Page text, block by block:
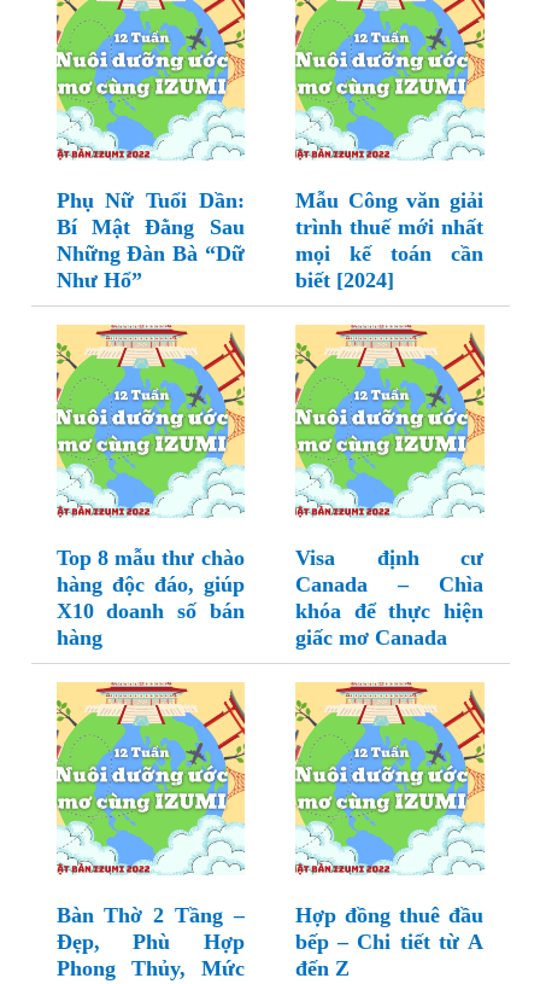
Phụ Nữ Tuổi Dần:
Bí Mật Đằng Sau
Những Đàn Bà “Dữ
Như Hổ”
Mẫu Công văn giải
trình thuế mới nhất
mọi kế toán cần
biết [2024]
Top 8 mẫu thư chào
hàng độc đáo, giúp
X10 doanh số bán
hàng
Visa định cư
Canada – Chìa
khóa để thực hiện
giấc mơ Canada
Bàn Thờ 2 Tầng –
Đẹp, Phù Hợp
Phong Thủy, Mức
Hợp đồng thuê đầu
bếp – Chi tiết từ A
đến Z